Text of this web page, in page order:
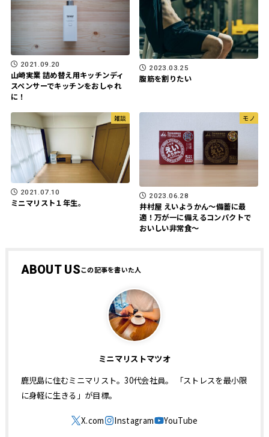
2021.09.20
山崎実業 詰め替え用キッチンディ
スペンサーでキッチンをおしゃれ
に！
2023.03.25
腹筋を割りたい
雑談
2021.07.10
ミニマリスト１年生。
モノ
2023.06.28
井村屋 えいようかん～備蓄に最
適！万が一に備えるコンパクトで
おいしい非常食～
ABOUT US
ミニマリストマツオ
鹿児島に住むミニマリスト。30代会社員。 「ストレスを最小限
に身軽に生きる」が目標。